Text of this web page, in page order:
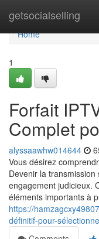
getsocialselling
Home
Home
1
Forfait
Complet
alyssaawhw014644
Vous désirez
Devenir la
engagement judicieux.
éléments importants à
https://
définitif-pour-